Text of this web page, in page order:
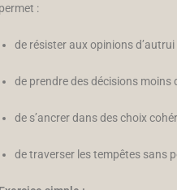
permet :
de résister aux opinions d’autrui
de prendre des décisions moins
de s’ancrer dans des choix
de traverser les tempêtes sans